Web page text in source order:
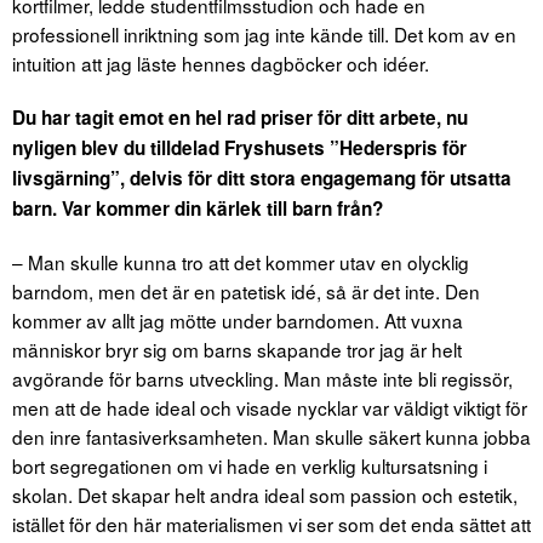
professionell inriktning som jag inte kände till. Det kom av en
intuition att jag läste hennes dagböcker och idéer.
Du har tagit emot en hel rad priser för ditt arbete, nu
nyligen blev du tilldelad Fryshusets ”Hederspris för
livsgärning”, delvis för ditt stora engagemang för utsatta
barn. Var kommer din kärlek till barn från?
– Man skulle kunna tro att det kommer utav en olycklig
barndom, men det är en patetisk idé, så är det inte. Den
kommer av allt jag mötte under barndomen. Att vuxna
människor bryr sig om barns skapande tror jag är helt
avgörande för barns utveckling. Man måste inte bli regissör,
men att de hade ideal och visade nycklar var väldigt viktigt för
den inre fantasiverksamheten. Man skulle säkert kunna jobba
bort segregationen om vi hade en verklig kultursatsning i
skolan. Det skapar helt andra ideal som passion och estetik,
istället för den här materialismen vi ser som det enda sättet att